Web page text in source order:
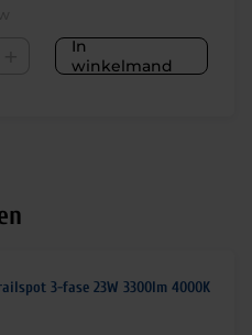
In
winkelmand
3-fase 23W 3300lm 4000K